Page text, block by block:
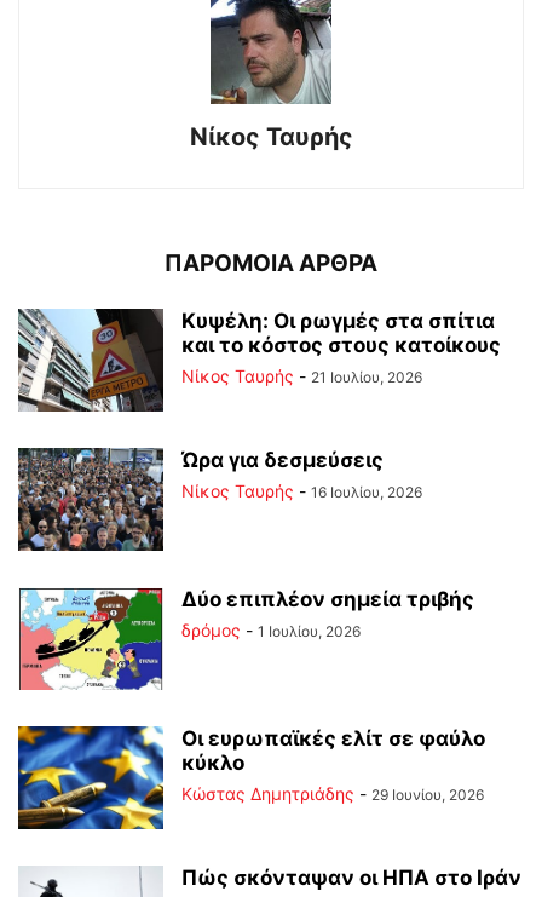
Νίκος Ταυρής
ΠΑΡΟΜΟΙΑ ΑΡΘΡΑ
Κυψέλη: Οι ρωγμές στα σπίτια
και το κόστος στους κατοίκους
Νίκος Ταυρής - 21 Ιουλίου, 2026
Ώρα για δεσμεύσεις
Νίκος Ταυρής - 16 Ιουλίου, 2026
Δύο επιπλέον σημεία τριβής
δρόμος - 1 Ιουλίου, 2026
Οι ευρωπαϊκές ελίτ σε φαύλο
κύκλο
Kώστας Δημητριάδης - 29 Ιουνίου, 2026
Πώς σκόνταψαν οι ΗΠΑ στο Ιράν